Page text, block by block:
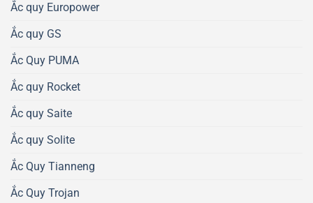
Ắc quy Europower
Ắc quy GS
Ắc Quy PUMA
Ắc quy Rocket
Ắc quy Saite
Ắc quy Solite
Ắc Quy Tianneng
Ắc Quy Trojan